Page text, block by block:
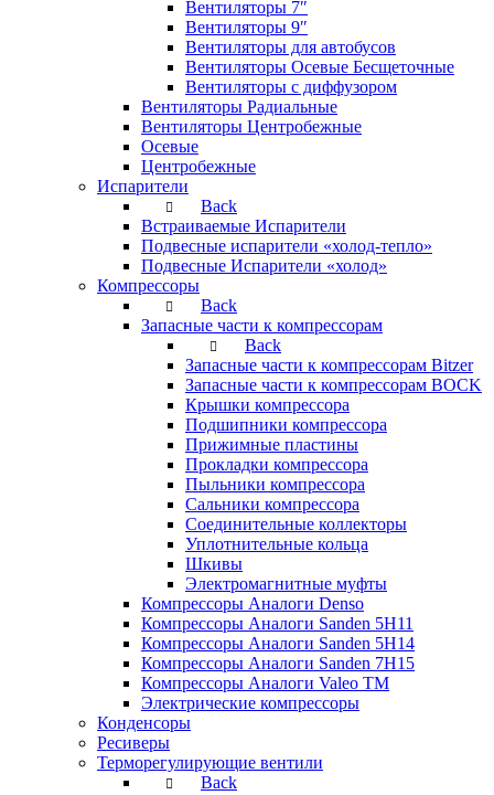
Вентиляторы 7″
Вентиляторы 9″
Вентиляторы для автобусов
Вентиляторы Осевые Бесщеточные
Вентиляторы с диффузором
Вентиляторы Радиальные
Вентиляторы Центробежные
Осевые
Центробежные
Испарители
Back
Встраиваемые Испарители
Подвесные испарители «холод-тепло»
Подвесные Испарители «холод»
Компрессоры
Back
Запасные части к компрессорам
Back
Запасные части к компрессорам Bitzer
Запасные части к компрессорам BOCK
Крышки компрессора
Подшипники компрессора
Прижимные пластины
Прокладки компрессора
Пыльники компрессора
Сальники компрессора
Соединительные коллекторы
Уплотнительные кольца
Шкивы
Электромагнитные муфты
Компрессоры Аналоги Denso
Компрессоры Аналоги Sanden 5H11
Компрессоры Аналоги Sanden 5H14
Компрессоры Аналоги Sanden 7H15
Компрессоры Аналоги Valeo ТМ
Электрические компрессоры
Конденсоры
Ресиверы
Терморегулирующие вентили
Back